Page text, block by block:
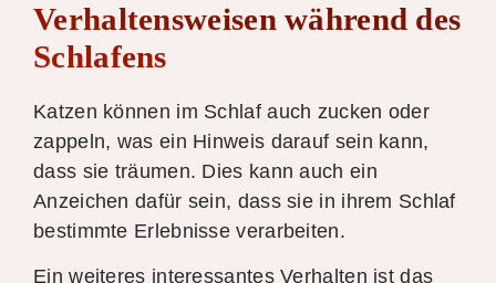
Verhaltensweisen während des
Schlafens
Katzen können im Schlaf auch zucken oder
zappeln, was ein Hinweis darauf sein kann,
dass sie träumen. Dies kann auch ein
Anzeichen dafür sein, dass sie in ihrem Schlaf
bestimmte Erlebnisse verarbeiten.
Ein weiteres interessantes Verhalten ist das